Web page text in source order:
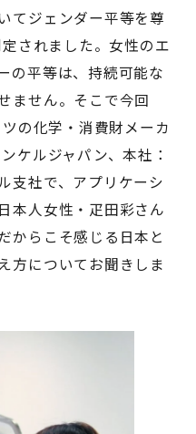
てジェンダー平等を尊
されました。女性のエ
の平等は、持続可能な
ません。そこで今回
の化学・消費財メーカ
ケルジャパン、本社：
支社で、アプリケーシ
本人女性・疋田彩さん
からこそ感じる日本と
方についてお聞きしま